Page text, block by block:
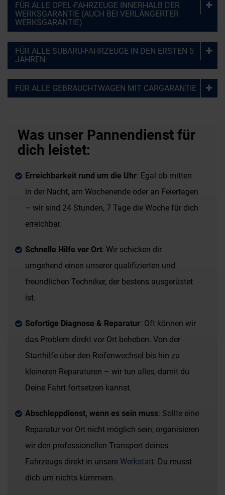
FÜR ALLE OPEL-FAHRZEUGE INNERHALB DER
WERKSGARANTIE (AUCH BEI VERLÄNGERTER
WERKSGARANTIE)
FÜR ALLE SUBARU-FAHRZEUGE IN DEN ERSTEN 5
JAHREN:
FÜR ALLE GEBRAUCHTWAGEN MIT CARGARANTIE
Was unser Pannendienst für
dich leistet:
Erreichbarkeit rund um die Uhr: Egal ob mitten
in der Nacht, am Wochenende oder an Feiertagen
– wir sind 24 Stunden, 7 Tage die Woche für dich
erreichbar.
Schnelle Hilfe vor Ort: Wir schicken dir
umgehend einen unserer qualifizierten und
freundlichen Techniker, der bestens ausgerüstet
ist.
Sofortige Diagnose & Reparatur: Oft können wir
das Problem direkt vor Ort beheben. Von der
Starthilfe über den Reifenwechsel bis hin zu
kleineren Reparaturen – wir tun alles, damit du
Deine Fahrt fortsetzen kannst.
Abschleppdienst, wenn es sein muss: Sollte eine
Reparatur vor Ort nicht möglich sein, organisieren
wir den professionellen Transport deines
Fahrzeugs direkt in unsere Werkstatt. Du musst
dich um nichts kümmern.